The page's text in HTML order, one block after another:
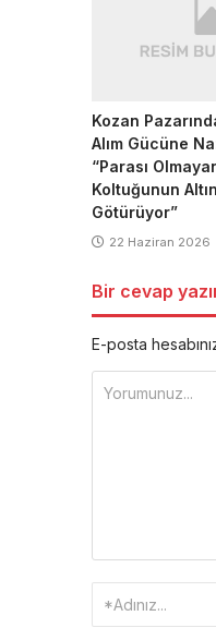
Kozan
Alım Gücüne
“Parası
Koltuğunun
Götürüyor”
22 Haziran 2026
Bir cevap
E-posta